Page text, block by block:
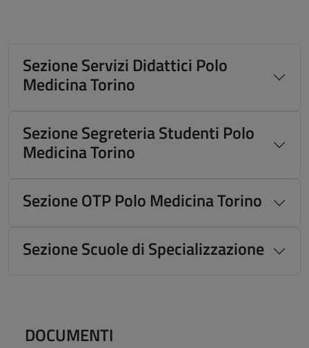
Sezione Servizi Didattici Polo
Medicina Torino
Sezione Segreteria Studenti Polo
Medicina Torino
Sezione OTP Polo Medicina Torino
Sezione Scuole di Specializzazione
DOCUMENTI